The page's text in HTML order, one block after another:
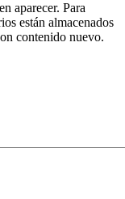
aparecer. Para
están almacenados
contenido nuevo.